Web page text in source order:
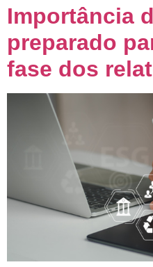
Importância
preparado
fase dos